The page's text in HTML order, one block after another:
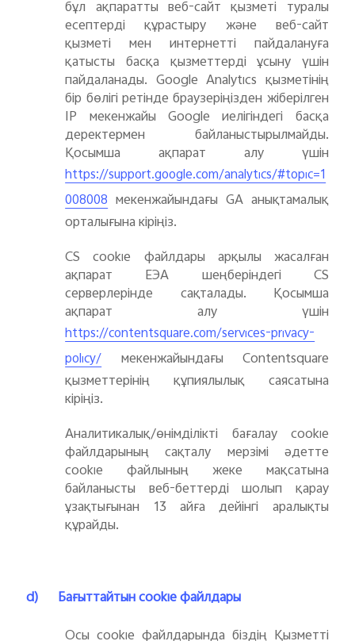
бұл ақпаратты веб-сайт қызметі туралы
есептерді құрастыру және веб-сайт
қызметі мен интернетті пайдалануға
қатысты басқа қызметтерді ұсыну үшін
пайдаланады. Google Analytics қызметінің
бір бөлігі ретінде браузеріңізден жіберілген
IP мекенжайы Google иелігіндегі басқа
деректермен байланыстырылмайды.
Қосымша ақпарат алу үшін
https://support.google.com/analytics/#topic=1
008008 мекенжайындағы GA анықтамалық
орталығына кіріңіз.
CS cookie файлдары арқылы жасалған
ақпарат ЕЭА шеңберіндегі CS
серверлерінде сақталады. Қосымша
ақпарат алу үшін
https://contentsquare.com/services-privacy-
policy/ мекенжайындағы Contentsquare
қызметтерінің құпиялылық саясатына
кіріңіз.
Аналитикалық/өнімділікті бағалау cookie
файлдарының сақталу мерзімі әдетте
cookie файлының жеке мақсатына
байланысты веб-беттерді шолып қарау
ұзақтығынан 13 айға дейінгі аралықты
құрайды.
d)
Бағыттайтын cookie файлдары
Осы cookie файлдарында біздің Қызметті